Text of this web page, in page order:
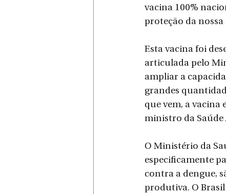
vacina 100%
proteção da
Esta vacina foi
articulada pelo
ampliar a
grandes
que vem, a vacina
ministro da Saúde
O Ministério da
especificamente
contra a dengue,
produtiva. O